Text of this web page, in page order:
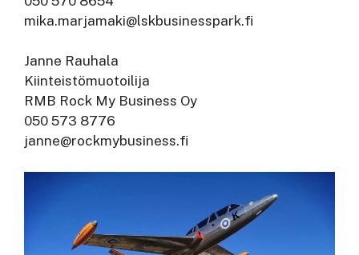
mika.marjamaki@lskbusinesspark.fi
Janne Rauhala
Kiinteistömuotoilija
RMB Rock My Business Oy
050 573 8776
janne@rockmybusiness.fi